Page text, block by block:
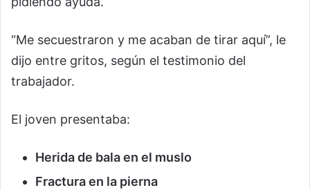
“Me secuestraron y me acaban de tirar aquí”, le
dijo entre gritos, según el testimonio del
trabajador.
El joven presentaba:
Herida de bala en el muslo
Fractura en la pierna